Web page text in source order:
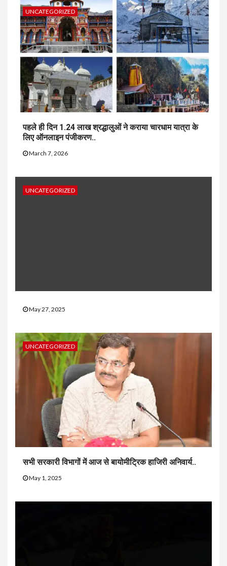
UNCATEGORIZED
पहले ही दिन 1.24 लाख श्रद्धालुओं ने कराया चारधाम यात्रा के
लिए ऑनलाइन पंजीकरण..
March 7, 2026
UNCATEGORIZED
May 27, 2025
UNCATEGORIZED
सभी सरकारी विभागों में आज से बायोमीट्रिक हाजिरी अनिवार्य..
May 1, 2025